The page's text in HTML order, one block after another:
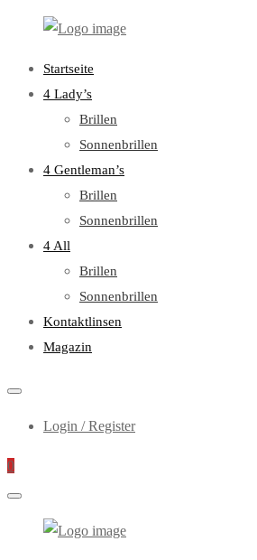
Primary
Menu
Startseite
4 Lady’s
Brillen
Sonnenbrillen
4 Gentleman’s
Brillen
Sonnenbrillen
4 All
Brillen
Sonnenbrillen
Kontaktlinsen
Magazin
Login / Register
0